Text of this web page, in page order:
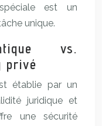
est un
unique.
vs.
privé
établie par un
juridique et
une sécurité